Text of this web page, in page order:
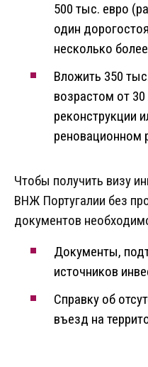
500 тыс. евро
один
несколько
Вложить 350
возрастом от
реконструкции
реновационном
Чтобы получить визу
ВНЖ Португалии без
документов
Документы,
источников
Справку об
въезд на